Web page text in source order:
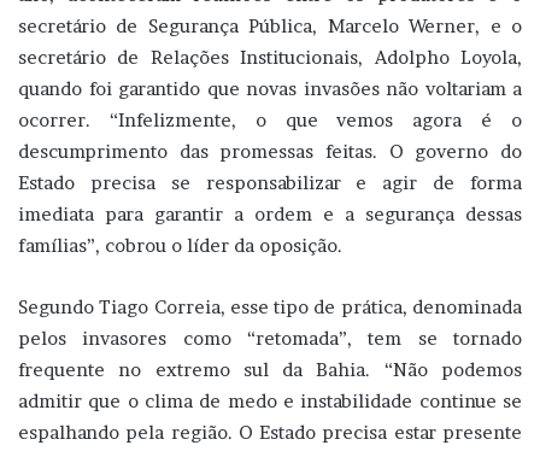
secretário de Segurança Pública, Marcelo Werner, e o
secretário de Relações Institucionais, Adolpho Loyola,
quando foi garantido que novas invasões não voltariam a
ocorrer. “Infelizmente, o que vemos agora é o
descumprimento das promessas feitas. O governo do
Estado precisa se responsabilizar e agir de forma
imediata para garantir a ordem e a segurança dessas
famílias”, cobrou o líder da oposição.
Segundo Tiago Correia, esse tipo de prática, denominada
pelos invasores como “retomada”, tem se tornado
frequente no extremo sul da Bahia. “Não podemos
admitir que o clima de medo e instabilidade continue se
espalhando pela região. O Estado precisa estar presente